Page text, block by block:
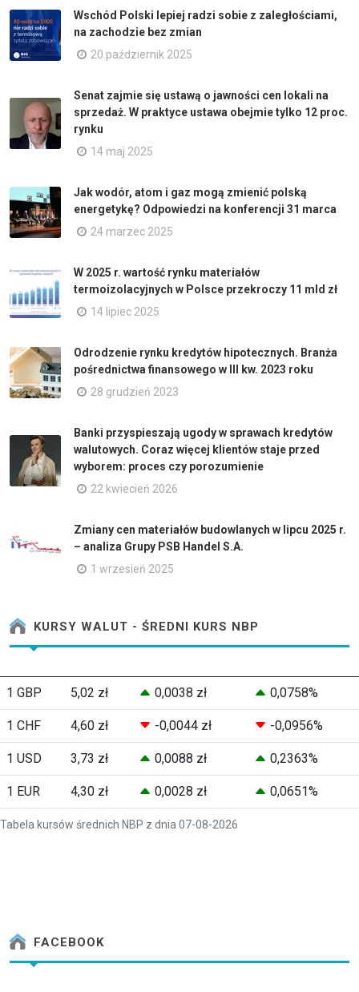
Wschód Polski lepiej radzi sobie z zaległościami,
na zachodzie bez zmian
20 październik 2025
Senat zajmie się ustawą o jawności cen lokali na
sprzedaż. W praktyce ustawa obejmie tylko 12 proc.
rynku
14 maj 2025
Jak wodór, atom i gaz mogą zmienić polską
energetykę? Odpowiedzi na konferencji 31 marca
24 marzec 2025
W 2025 r. wartość rynku materiałów
termoizolacyjnych w Polsce przekroczy 11 mld zł
14 lipiec 2025
Odrodzenie rynku kredytów hipotecznych. Branża
pośrednictwa finansowego w III kw. 2023 roku
28 grudzień 2023
Banki przyspieszają ugody w sprawach kredytów
walutowych. Coraz więcej klientów staje przed
wyborem: proces czy porozumienie
22 kwiecień 2026
Zmiany cen materiałów budowlanych w lipcu 2025 r.
– analiza Grupy PSB Handel S.A.
1 wrzesień 2025
KURSY WALUT - ŚREDNI KURS NBP
Tabela kursów średnich NBP z dnia 07-08-2026
1 GBP 5,02 zł 0,0038 zł 0,0758%
1 CHF 4,60 zł -0,0044 zł -0,0956%
1 USD 3,73 zł 0,0088 zł 0,2363%
1 EUR 4,30 zł 0,0028 zł 0,0651%
FACEBOOK